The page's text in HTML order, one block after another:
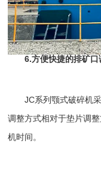
6.方便快捷的排矿口
JC系列颚式破碎机采
调整方式相对于垫片调
机时间。